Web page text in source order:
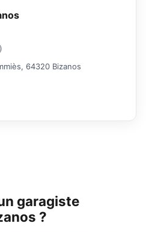
64320 Bizanos
garagiste
?